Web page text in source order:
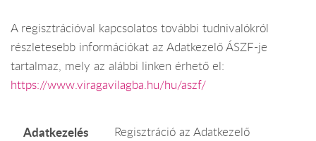
A regisztrációval kapcsolatos további tudnivalókról
részletesebb információkat az Adatkezelő ÁSZF-je
tartalmaz, mely az alábbi linken érhető el:
https://www.viragavilagba.hu/hu/aszf/
Adatkezelés
Regisztráció az Adatkezelő